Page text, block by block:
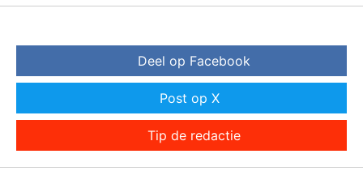
Deel op Facebook
Post op X
Tip de redactie